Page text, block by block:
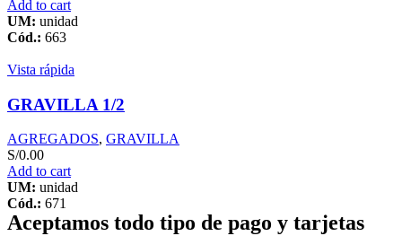
Add to cart
UM: unidad
Cód.: 663
Vista rápida
GRAVILLA 1/2
AGREGADOS, GRAVILLA
S/0.00
Add to cart
UM: unidad
Cód.: 671
Aceptamos todo tipo de pago y tarjetas